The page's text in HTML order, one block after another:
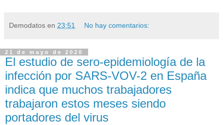
Demodatos en 23:51 No hay comentarios:
21 de mayo de 2020
El estudio de sero-epidemiología de la
infección por SARS-VOV-2 en España
indica que muchos trabajadores
trabajaron estos meses siendo
portadores del virus